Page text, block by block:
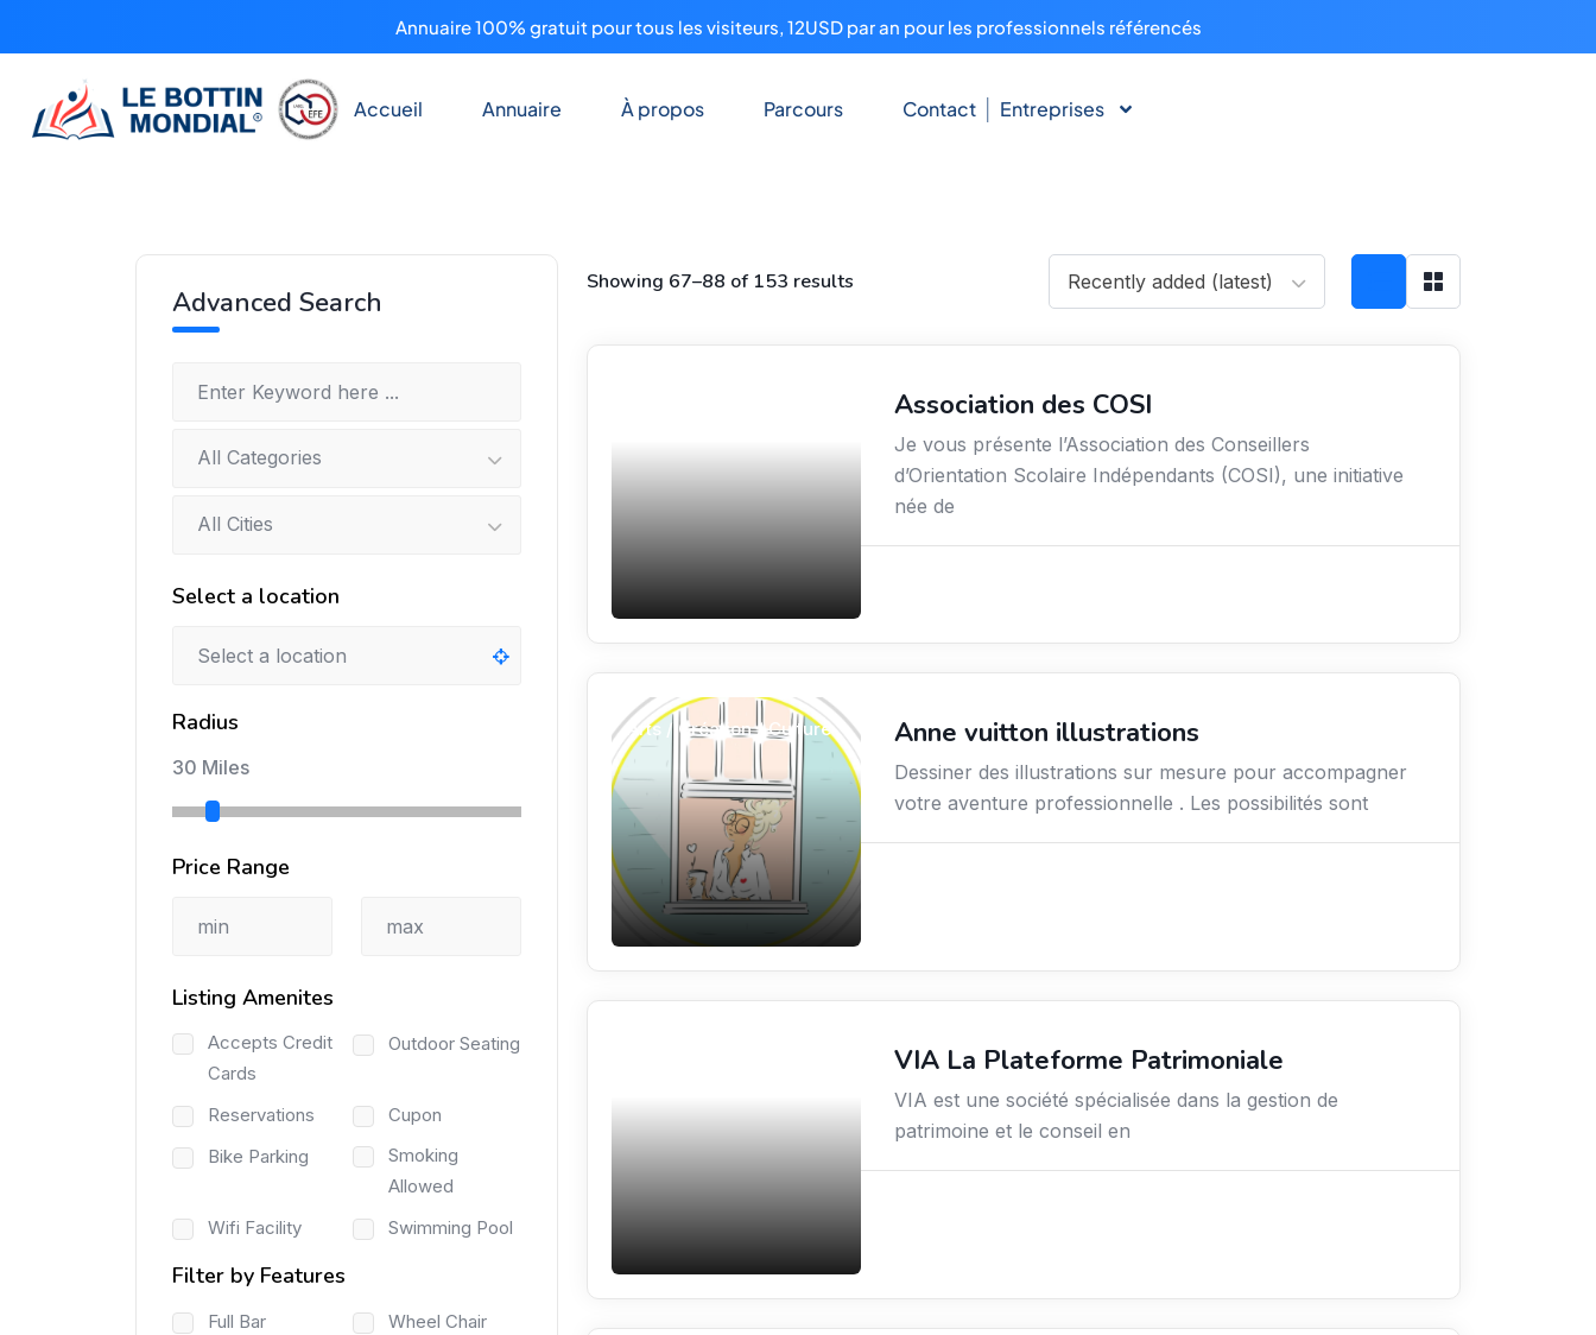
Annuaire 100% gratuit pour tous les visiteurs, 12USD par an pour les professionnels référencés
Accueil Annuaire À propos Parcours Contact Entreprises
Showing 67–88 of 153 results Recently added (latest)
Association des COSI
Je vous présente l’Association des Conseillers
d’Orientation Scolaire Indépendants (COSI), une initiative
née de
Arts / Création / Culture Anne vuitton illustrations
Dessiner des illustrations sur mesure pour accompagner
votre aventure professionnelle . Les possibilités sont
VIA La Plateforme Patrimoniale
VIA est une société spécialisée dans la gestion de
patrimoine et le conseil en
Advanced Search
All Categories
All Cities
Select a location
Radius
30 Miles
Price Range
Listing Amenites
Accepts Credit
Cards
Outdoor Seating
Reservations
Cupon
Bike Parking
Smoking
Allowed
Wifi Facility
Swimming Pool
Filter by Features
Full Bar
Wheel Chair